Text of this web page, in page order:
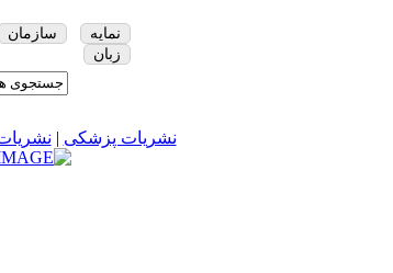
نمایه سازمان
زبان
نشریات پزشکی |